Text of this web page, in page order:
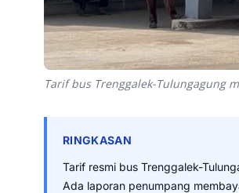
Tarif bus Trenggalek-Tulungagung
RINGKASAN
Tarif resmi bus Trenggalek-
Ada laporan penumpang